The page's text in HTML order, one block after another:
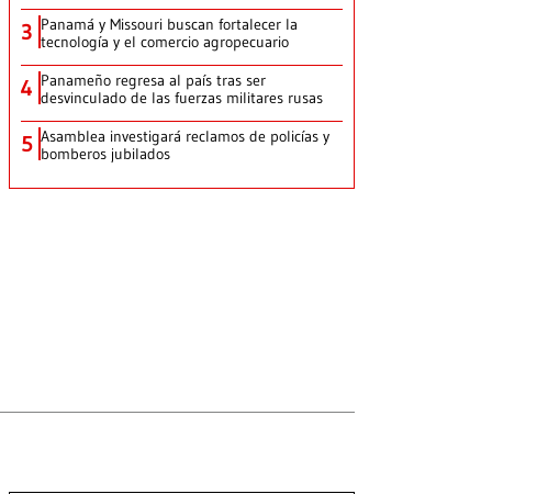
3 Panamá y Missouri buscan fortalecer la
tecnología y el comercio agropecuario
4 Panameño regresa al país tras ser
desvinculado de las fuerzas militares rusas
5 Asamblea investigará reclamos de policías y
bomberos jubilados